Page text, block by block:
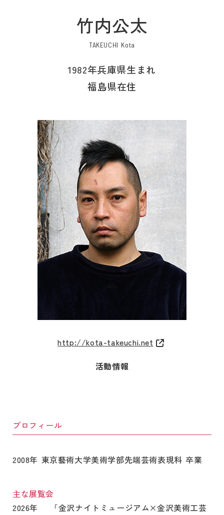
竹内公太
TAKEUCHI Kota
1982年兵庫県生まれ
福島県在住
http://kota-takeuchi.net
活動情報
プロフィール
2008年 東京藝術大学美術学部先端芸術表現科 卒業
主な展覧会
2026年
「金沢ナイトミュージアム×金沢美術工芸